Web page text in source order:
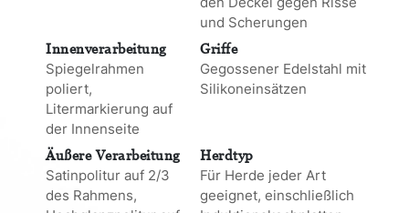
und Scherungen
Innenverarbeitung Griffe
Spiegelrahmen
poliert,
Litermarkierung auf
der Innenseite
Gegossener Edelstahl mit
Silikoneinsätzen
Äußere Verarbeitung Herdtyp
Satinpolitur auf 2/3
des Rahmens,
Für Herde jeder Art
geeignet, einschließlich